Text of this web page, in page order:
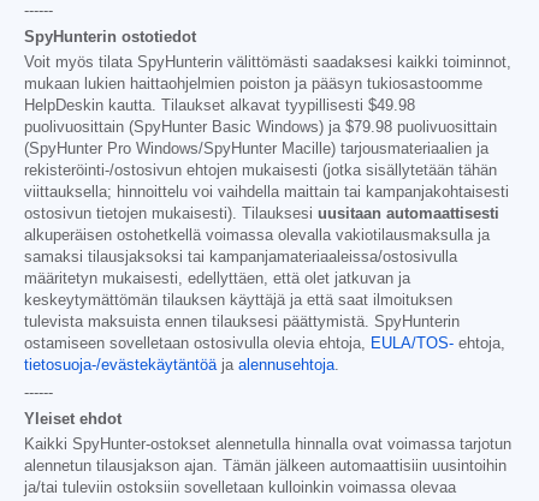
------
SpyHunterin ostotiedot
Voit myös tilata SpyHunterin välittömästi saadaksesi kaikki toiminnot,
mukaan lukien haittaohjelmien poiston ja pääsyn tukiosastoomme
HelpDeskin kautta. Tilaukset alkavat tyypillisesti $49.98
puolivuosittain (SpyHunter Basic Windows) ja $79.98 puolivuosittain
(SpyHunter Pro Windows/SpyHunter Macille) tarjousmateriaalien ja
rekisteröinti-/ostosivun ehtojen mukaisesti (jotka sisällytetään tähän
viittauksella; hinnoittelu voi vaihdella maittain tai kampanjakohtaisesti
ostosivun tietojen mukaisesti). Tilauksesi uusitaan automaattisesti
alkuperäisen ostohetkellä voimassa olevalla vakiotilausmaksulla ja
samaksi tilausjaksoksi tai kampanjamateriaaleissa/ostosivulla
määritetyn mukaisesti, edellyttäen, että olet jatkuvan ja
keskeytymättömän tilauksen käyttäjä ja että saat ilmoituksen
tulevista maksuista ennen tilauksesi päättymistä. SpyHunterin
ostamiseen sovelletaan ostosivulla olevia ehtoja, EULA/TOS- ehtoja,
tietosuoja-/evästekäytäntöäja alennusehtoja.
------
Yleiset ehdot
Kaikki SpyHunter-ostokset alennetulla hinnalla ovat voimassa tarjotun
alennetun tilausjakson ajan. Tämän jälkeen automaattisiin uusintoihin
ja/tai tuleviin ostoksiin sovelletaan kulloinkin voimassa olevaa